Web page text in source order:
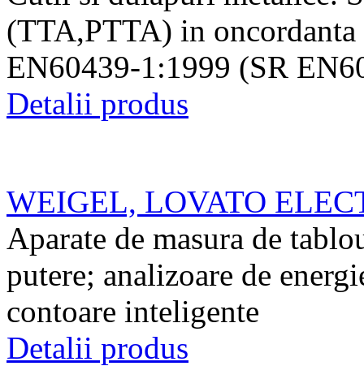
(TTA,PTTA) in oncordanta
EN60439-1:1999 (SR
Detalii produs
WEIGEL, LOVATO
Aparate de masura de
putere; analizoare de
contoare inteligente
Detalii produs